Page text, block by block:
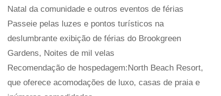
Natal da comunidade e outros eventos de férias
Passeie pelas luzes e pontos turísticos na
deslumbrante exibição de férias do Brookgreen
Gardens, Noites de mil velas
Recomendação de hospedagem:North Beach Resort,
que oferece acomodações de luxo, casas de praia e